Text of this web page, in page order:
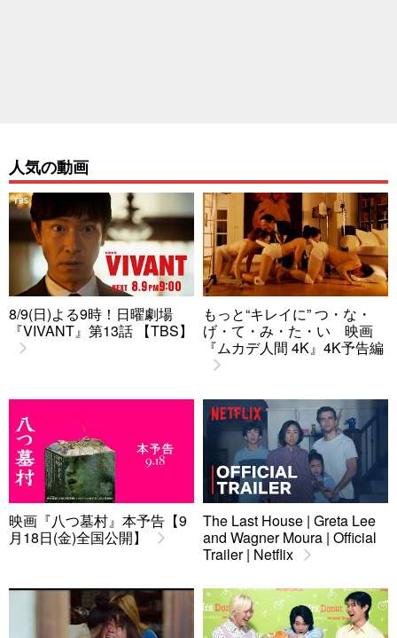
人気の動画
8/9(日)よる9時！日曜劇場
『VIVANT』第13話 【TBS】
もっと“キレイに” つ・な・
げ・て・み・た・い 映画
『ムカデ人間 4K』4K予告編
映画『八つ墓村』本予告【9
月18日(金)全国公開】
The Last House | Greta Lee
and Wagner Moura | Official
Trailer | Netflix